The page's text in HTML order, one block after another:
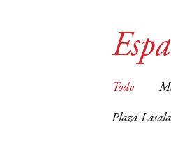
Todo
Plaza Lasala